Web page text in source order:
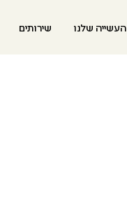
העשייה שלנו שירותים